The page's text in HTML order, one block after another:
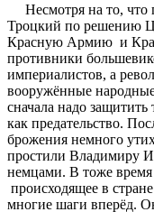
Несмотря на то, что
Троцкий по решению
Красную Армию и
противники
империалистов, а
вооружённые
сначала надо
как предательство.
брожения немного
простили Владимиру
немцами. В тоже
происходящее в
многие шаги вперёд.